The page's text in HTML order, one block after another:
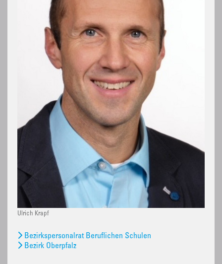
Ulrich Krapf
Bezirkspersonalrat Beruflichen Schulen
Bezirk Oberpfalz